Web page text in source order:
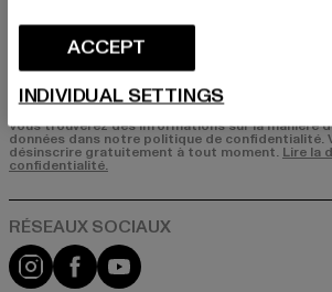
COURRIEL
S'INSCRIRE
Vous trouverez des informations sur la manière
données dans notre politique de confidentialité.
désinscrire gratuitement à tout moment. Lire la
confidentialité.
Visit our Instagram page:
Visit our Facebook page:
Visit our YouTube
ACCEPT
INDIVIDUAL SETTINGS